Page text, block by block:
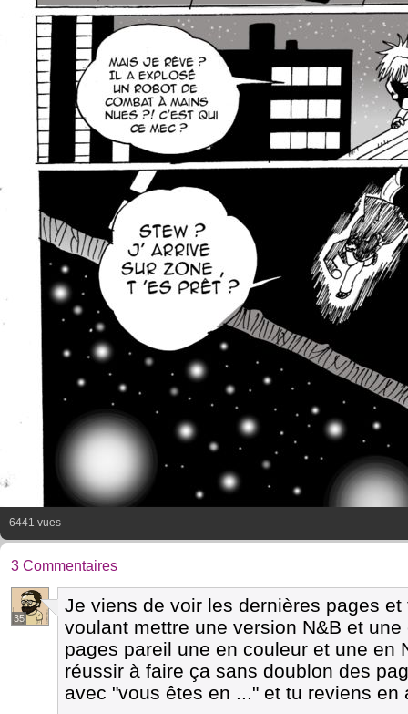
6441 vues
3 Commentaires
35
Je viens de voir les dernières pages
voulant mettre une version N&B et
pages pareil une en couleur et une en
réussir à faire ça sans doublon des
avec "vous êtes en ..." et tu reviens en